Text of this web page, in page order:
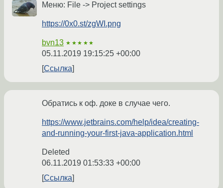
Меню: File -> Project settings
https://0x0.st/zgWI.png
bvn13 ★★★★★
05.11.2019 19:15:25 +00:00
Ссылка
Обратись к оф. доке в случае чего.
https://www.jetbrains.com/help/idea/creating-
and-running-your-first-java-application.html
Deleted
06.11.2019 01:53:33 +00:00
Ссылка